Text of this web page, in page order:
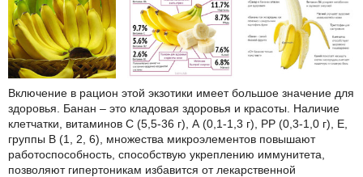
Включение в рацион этой экзотики имеет большое значение для
здоровья. Банан – это кладовая здоровья и красоты. Наличие
клетчатки, витаминов С (5,5-36 г), А (0,1-1,3 г), РР (0,3-1,0 г), Е,
группы В (1, 2, 6), множества микроэлементов повышают
работоспособность, способствую укреплению иммунитета,
позволяют гипертоникам избавится от лекарственной